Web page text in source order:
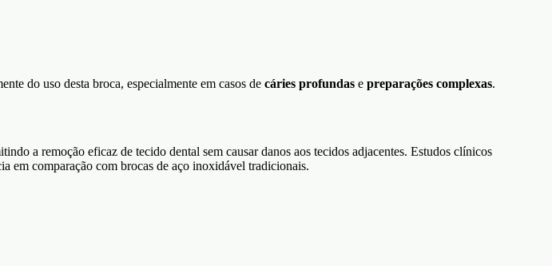
do uso desta broca, especialmente em casos de cáries profundas e preparações complexas.
a remoção eficaz de tecido dental sem causar danos aos tecidos adjacentes. Estudos clínicos
em comparação com brocas de aço inoxidável tradicionais.